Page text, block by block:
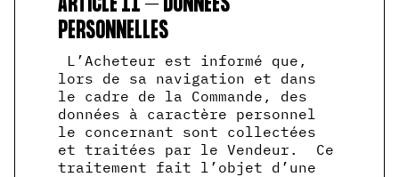
PERSONNELLES
L’Acheteur est informé que,
lors de sa navigation et dans
le cadre de la Commande, des
données à caractère personnel
le concernant sont collectées
et traitées par le Vendeur. Ce
traitement fait l’objet d’une